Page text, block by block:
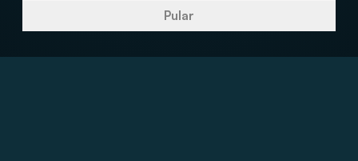
Pular